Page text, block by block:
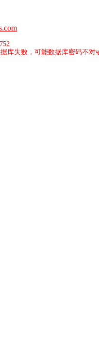
库失败，可能数据库密码不对